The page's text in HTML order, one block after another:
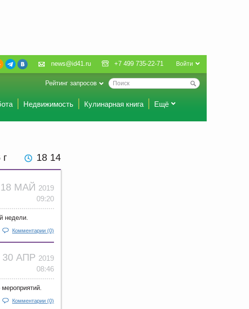
Войти
news@id41.ru +7 499 735-22-71
Рейтинг запросов
Недвижимость Кулинарная книга Ещё
г 18:14
18 МАЙ 2019
09:20
недели.
Комментарии (0)
30 АПР 2019
08:46
Комментарии (0)